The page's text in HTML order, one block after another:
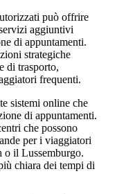
può offrire
aggiuntivi
di appuntamenti.
strategiche
di trasporto,
frequenti.
sistemi online che
di appuntamenti.
che possono
per i viaggiatori
o il Lussemburgo.
chiara dei tempi di